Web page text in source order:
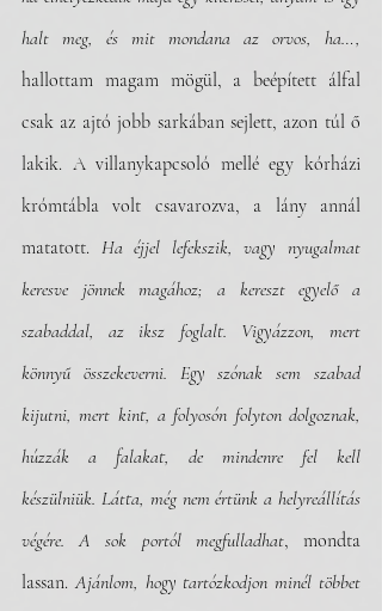
hallottam magam mögül, a beépített álfal
csak az ajtó jobb sarkában sejlett, azon túl ő
lakik. A villanykapcsoló mellé egy kórházi
krómtábla volt csavarozva, a lány annál
matatott. Ha éjjel lefekszik, vagy nyugalmat
keresve jönnek magához; a kereszt egyelő a
szabaddal, az iksz foglalt. Vigyázzon, mert
könnyű összekeverni. Egy szónak sem szabad
kijutni, mert kint, a folyosón folyton dolgoznak,
húzzák a falakat, de mindenre fel kell
készülniük. Látta, még nem értünk a helyreállítás
végére. A sok portól megfulladhat, mondta
lassan. Ajánlom, hogy tartózkodjon minél többet